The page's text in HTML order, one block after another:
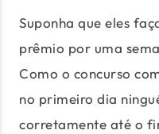
Suponha que eles
prêmio por uma
Como o concurso
no primeiro dia
corretamente até o